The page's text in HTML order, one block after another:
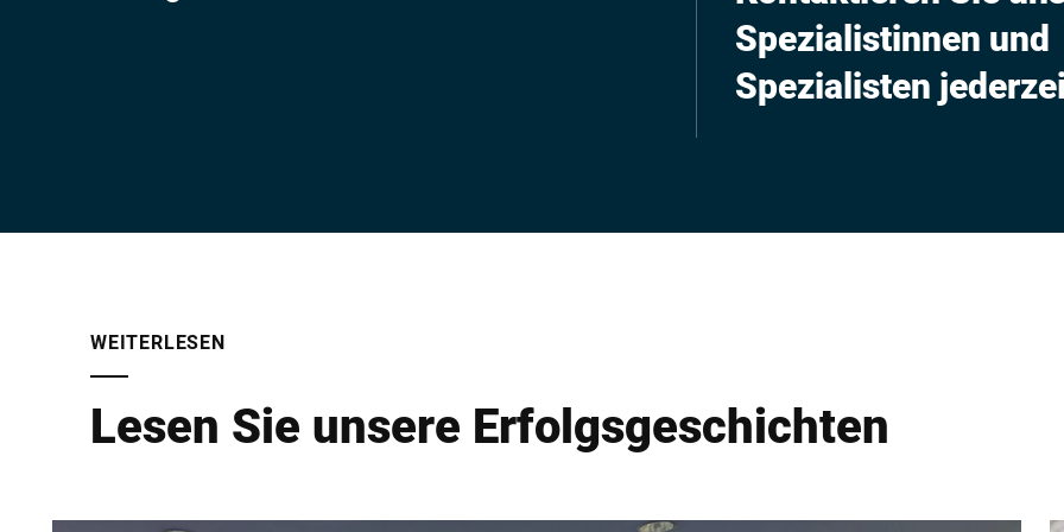
Spezialistinnen und
Spezialisten
WEITERLESEN
Lesen Sie unsere Erfolgsgeschichten